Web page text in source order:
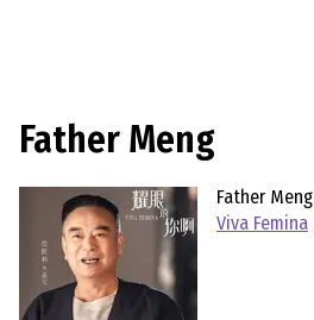
Father Meng
Father Meng
Viva Femina